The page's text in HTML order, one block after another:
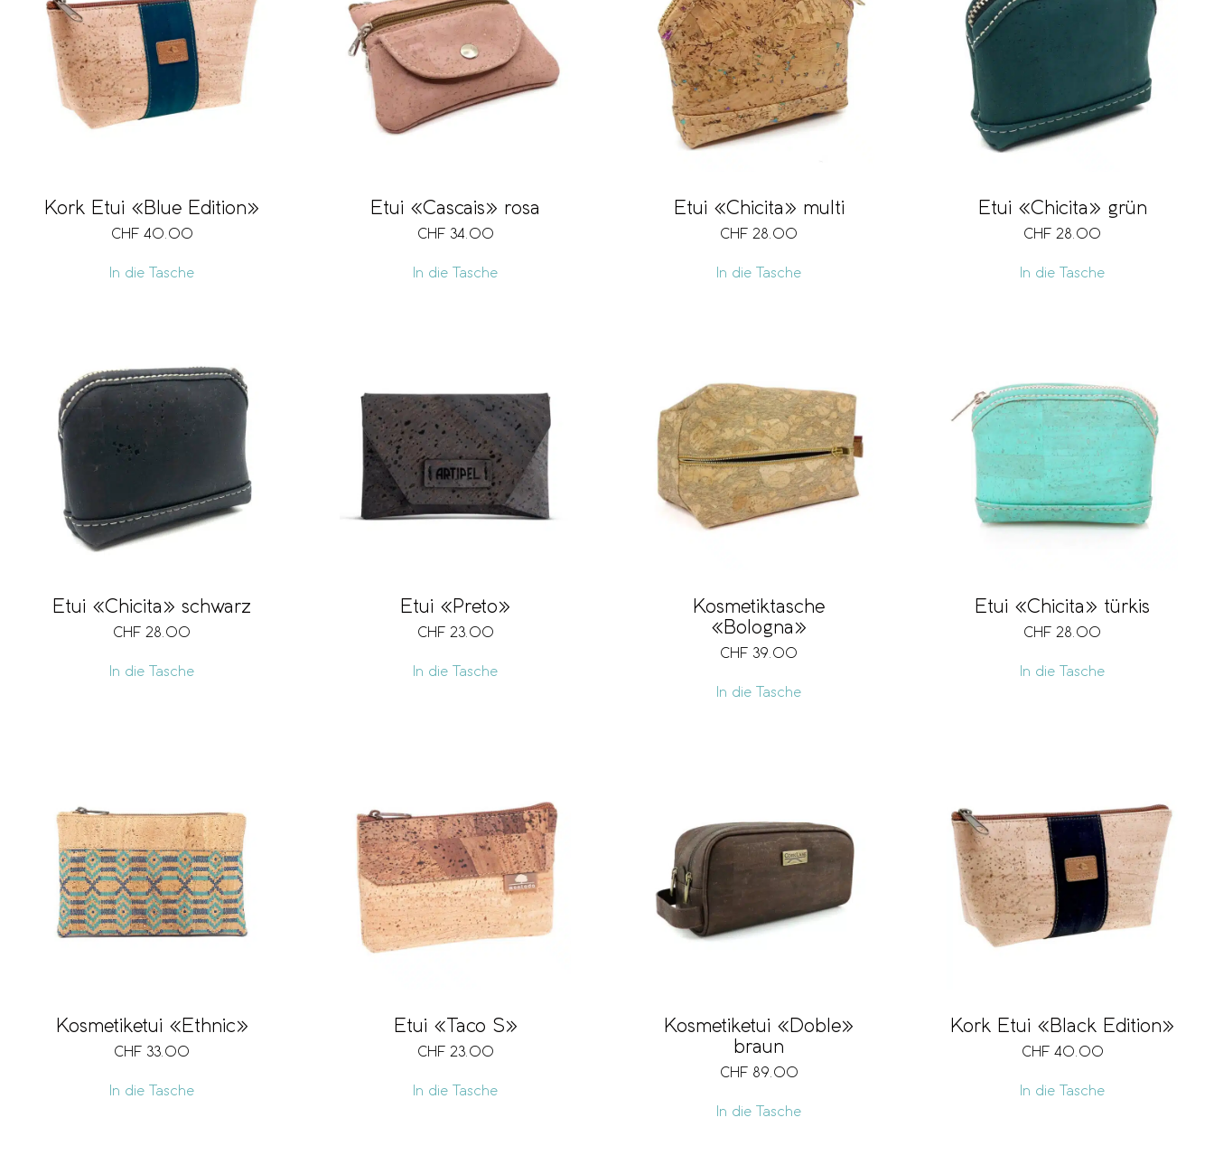
Kork Etui «Blue Edition»
CHF 40.00
In die Tasche
Etui «Cascais» rosa
CHF 34.00
In die Tasche
Etui «Chicita» multi
CHF 28.00
In die Tasche
Etui «Chicita» grün
CHF 28.00
In die Tasche
Etui «Chicita» schwarz
CHF 28.00
In die Tasche
Etui «Preto»
CHF 23.00
In die Tasche
Kosmetiktasche
«Bologna»
CHF 39.00
In die Tasche
Etui «Chicita» türkis
CHF 28.00
In die Tasche
Kosmetiketui «Ethnic»
CHF 33.00
In die Tasche
Etui «Taco S»
CHF 23.00
In die Tasche
Kosmetiketui «Doble»
braun
CHF 89.00
In die Tasche
Kork Etui «Black Edition»
CHF 40.00
In die Tasche